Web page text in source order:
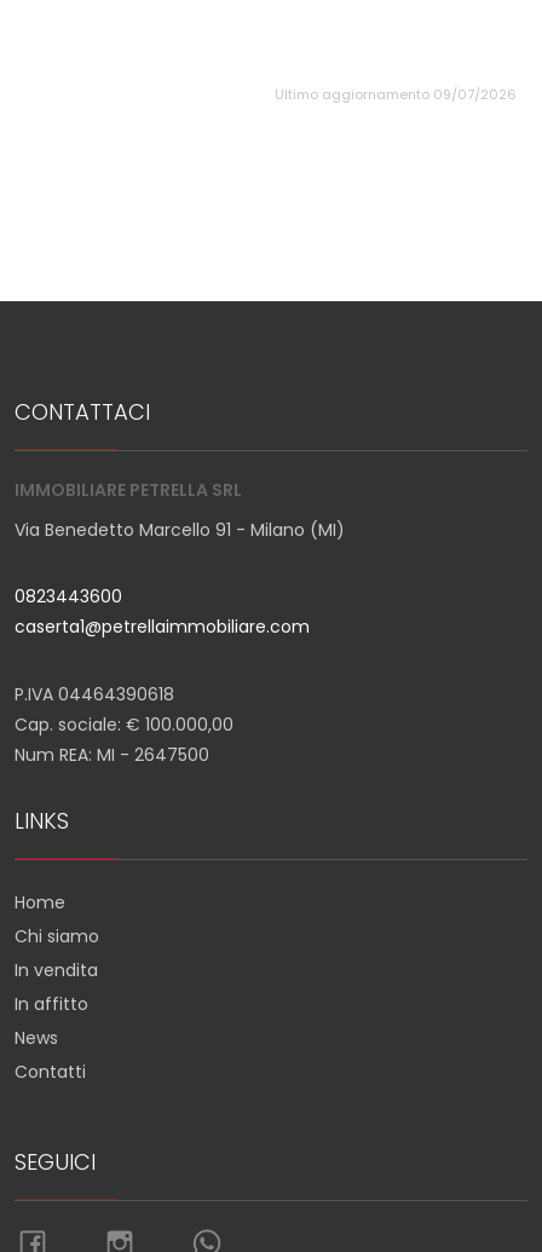
Ultimo aggiornamento 09/07/2026
CONTATTACI
IMMOBILIARE PETRELLA SRL
Via Benedetto Marcello 91 - Milano (MI)
0823443600
caserta1@petrellaimmobiliare.com
P.IVA 04464390618
Cap. sociale: € 100.000,00
Num REA: MI - 2647500
LINKS
Home
Chi siamo
In vendita
In affitto
News
Contatti
SEGUICI